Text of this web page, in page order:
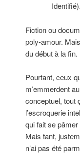
Identifié).
Fiction ou
poly-amour.
du début à la fin.
Pourtant, ceux
m’emmerdent
conceptuel, tout
l’escroquerie
qui fait se
Mais tant,
n’ai pas été